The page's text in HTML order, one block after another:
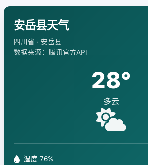
安岳县天气
四川省 · 安岳县
数据来源：腾讯官方API
28°
多云
湿度 76%